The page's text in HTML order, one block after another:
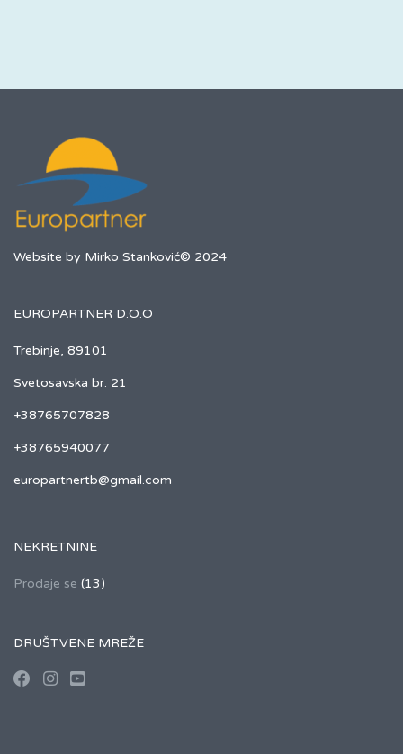
Website by Mirko Stanković© 2024
EUROPARTNER D.O.O
Trebinje, 89101
Svetosavska br. 21
+38765707828
+38765940077
europartnertb@gmail.com
NEKRETNINE
Prodaje se (13)
DRUŠTVENE MREŽE